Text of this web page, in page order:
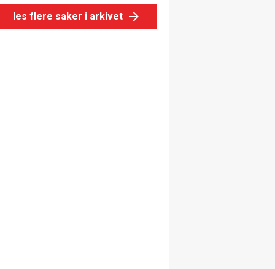
les flere saker i arkivet